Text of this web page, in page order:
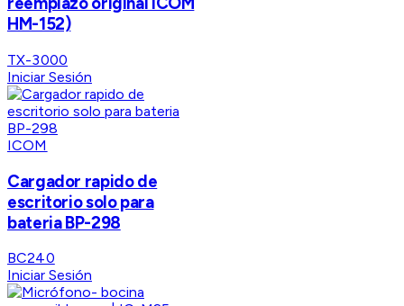
HM-152)
TX-3000
Iniciar Sesión
ICOM
Cargador rapido de
escritorio solo para
bateria BP-298
BC240
Iniciar Sesión